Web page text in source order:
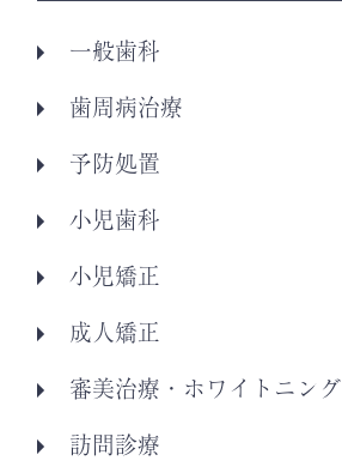
一般歯科
歯周病治療
予防処置
小児歯科
小児矯正
成人矯正
審美治療・ホワイトニング
訪問診療